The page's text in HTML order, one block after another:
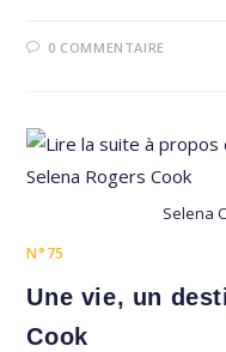
0 COMMENTAIRE
Selena
N°75
Une vie, un
Cook